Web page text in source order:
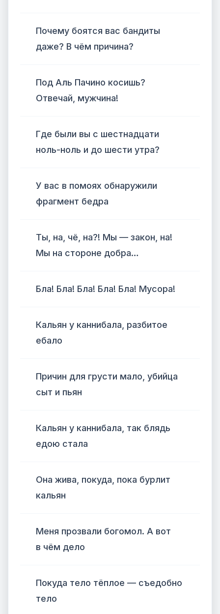
Почему боятся вас бандиты
даже? В чём причина?
Под Аль Пачино косишь?
Отвечай, мужчина!
Где были вы с шестнадцати
ноль-ноль и до шести утра?
У вас в помоях обнаружили
фрагмент бедра
Ты, на, чё, на?! Мы — закон, на!
Мы на стороне добра…
Бла! Бла! Бла! Бла! Бла! Мусора!
Кальян у каннибала, разбитое
ебало
Причин для грусти мало, убийца
сыт и пьян
Кальян у каннибала, так блядь
едою стала
Она жива, покуда, пока бурлит
кальян
Меня прозвали богомол. А вот
в чём дело
Покуда тело тёплое — съедобно
тело